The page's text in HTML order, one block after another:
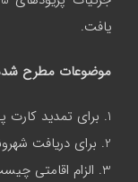
یافت.
موضوعات مطرح شده
1. برای تمدید کارت پی آر: الزام اقامتی 2 سال از 5 سال؟
2. برای دریافت شهروندی کانادا: الزام اقامتی 3 سال از 5 سال؟
3. الزام اقامتی چیست؟